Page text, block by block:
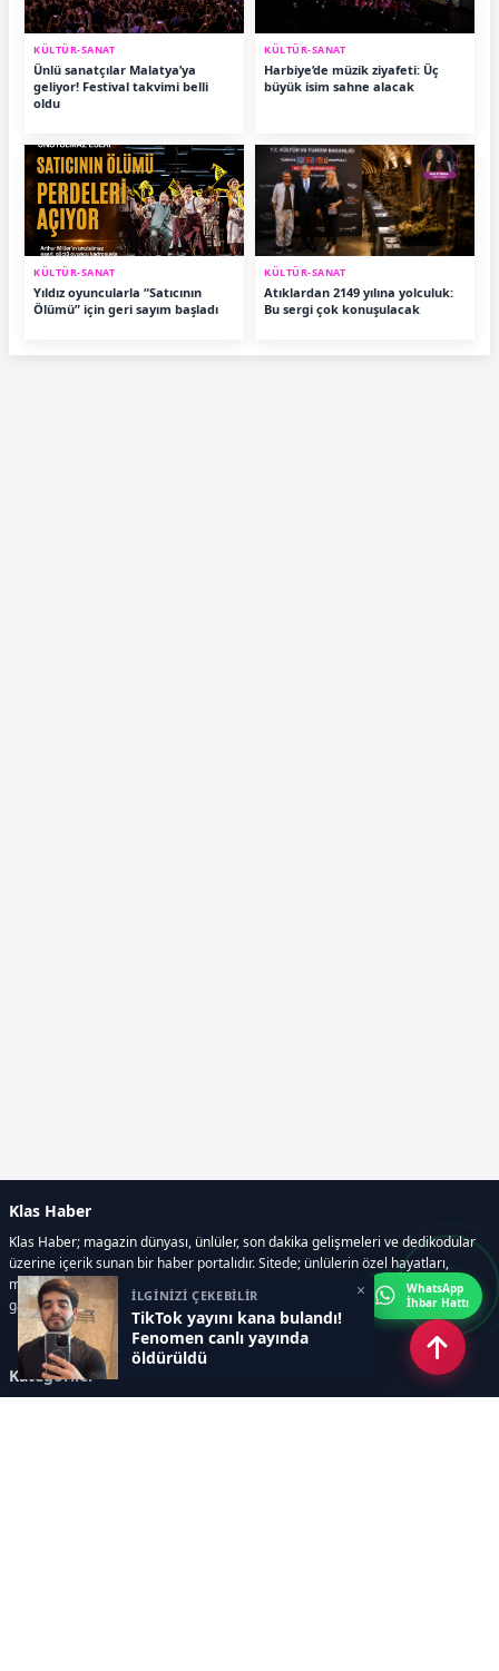
KÜLTÜR-SANAT
Ünlü sanatçılar Malatya’ya
geliyor! Festival takvimi belli
oldu
KÜLTÜR-SANAT
Harbiye’de müzik ziyafeti: Üç
büyük isim sahne alacak
KÜLTÜR-SANAT
Yıldız oyuncularla “Satıcının
Ölümü” için geri sayım başladı
KÜLTÜR-SANAT
Atıklardan 2149 yılına yolculuk:
Bu sergi çok konuşulacak
İLGİNİZİ ÇEKEBİLİR
TikTok yayını kana bulandı!
Fenomen canlı yayında
öldürüldü
×
Klas Haber
Klas Haber; magazin dünyası, ünlüler, son dakika gelişmeleri ve dedikodular
üzerine içerik sunan bir haber portalıdır. Sitede; ünlülerin özel hayatları,
magazin gündemi, röportajlar, fotoğraf ve video galerileri, resmi ilanlar, e-
gazete gibi geniş bir içerik yelpazesi bulunur.
Kategoriler
WhatsApp
İhbar Hattı